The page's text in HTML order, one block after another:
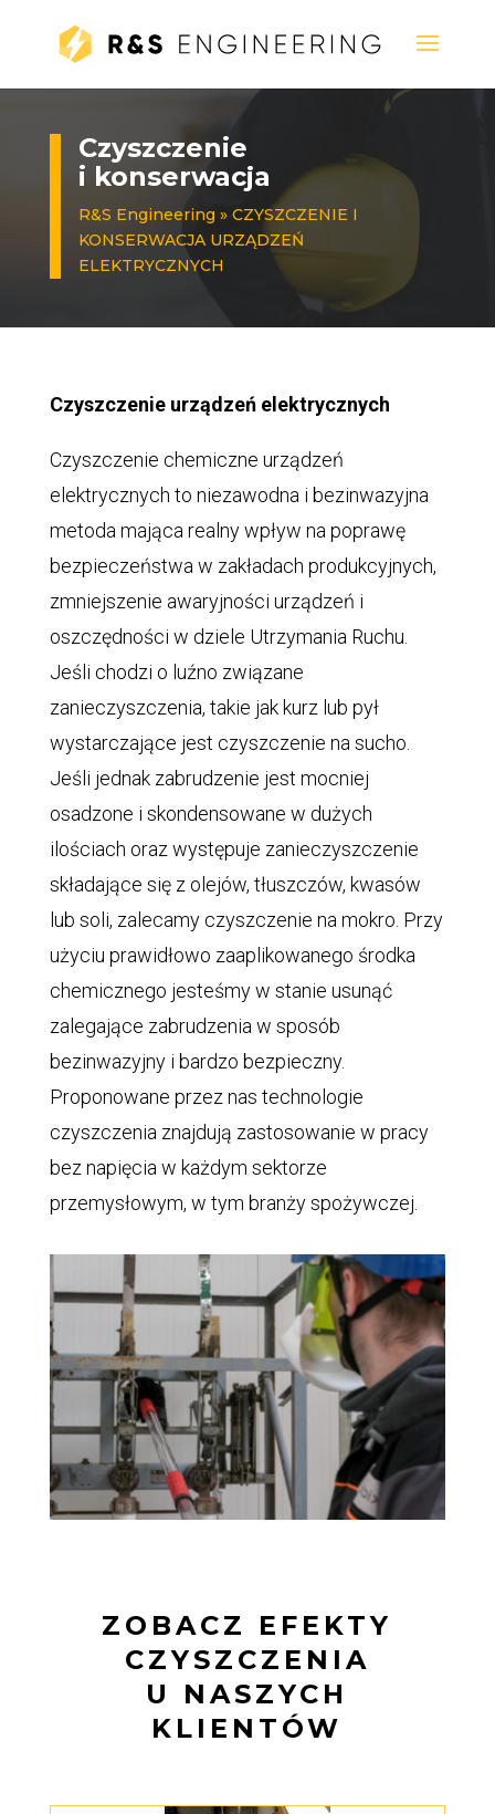
Czyszczenie
i konserwacja
R&S Engineering » CZYSZCZENIE I
KONSERWACJA URZĄDZEŃ
ELEKTRYCZNYCH
Czyszczenie urządzeń elektrycznych
Czyszczenie chemiczne urządzeń
elektrycznych to niezawodna i bezinwazyjna
metoda mająca realny wpływ na poprawę
bezpieczeństwa w zakładach produkcyjnych,
zmniejszenie awaryjności urządzeń i
oszczędności w dziele Utrzymania Ruchu.
Jeśli chodzi o luźno związane
zanieczyszczenia, takie jak kurz lub pył
wystarczające jest czyszczenie na sucho.
Jeśli jednak zabrudzenie jest mocniej
osadzone i skondensowane w dużych
ilościach oraz występuje zanieczyszczenie
składające się z olejów, tłuszczów, kwasów
lub soli, zalecamy czyszczenie na mokro. Przy
użyciu prawidłowo zaaplikowanego środka
chemicznego jesteśmy w stanie usunąć
zalegające zabrudzenia w sposób
bezinwazyjny i bardzo bezpieczny.
Proponowane przez nas technologie
czyszczenia znajdują zastosowanie w pracy
bez napięcia w każdym sektorze
przemysłowym, w tym branży spożywczej.
ZOBACZ EFEKTY
CZYSZCZENIA
U NASZYCH
KLIENTÓW